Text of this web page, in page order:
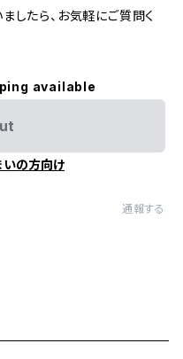
したら、お気軽にご質問く
available
いの方向け
通報する